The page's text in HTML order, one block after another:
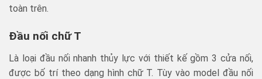
toàn trên.
Đầu nối chữ T
Là loại đầu nối nhanh thủy lực với thiết kế gồm 3 cửa nối,
được bố trí theo dạng hình chữ T. Tùy vào model đầu nối